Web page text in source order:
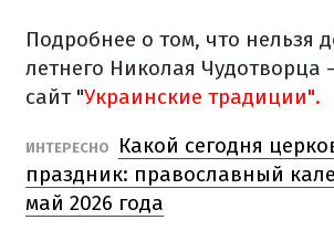
Подробнее о том, что нельзя
летнего Николая Чудотворца
сайт "Украинские традиции".
ИНТЕРЕСНО
Какой сегодня
праздник: православный
май 2026 года